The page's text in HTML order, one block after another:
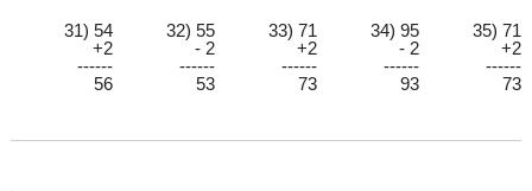
31) 54 32) 55 33) 71 34) 95
35) 71
+2
- 2 +2 - 2
+2
------
------ ------ ------
------
56
53 73 93 73